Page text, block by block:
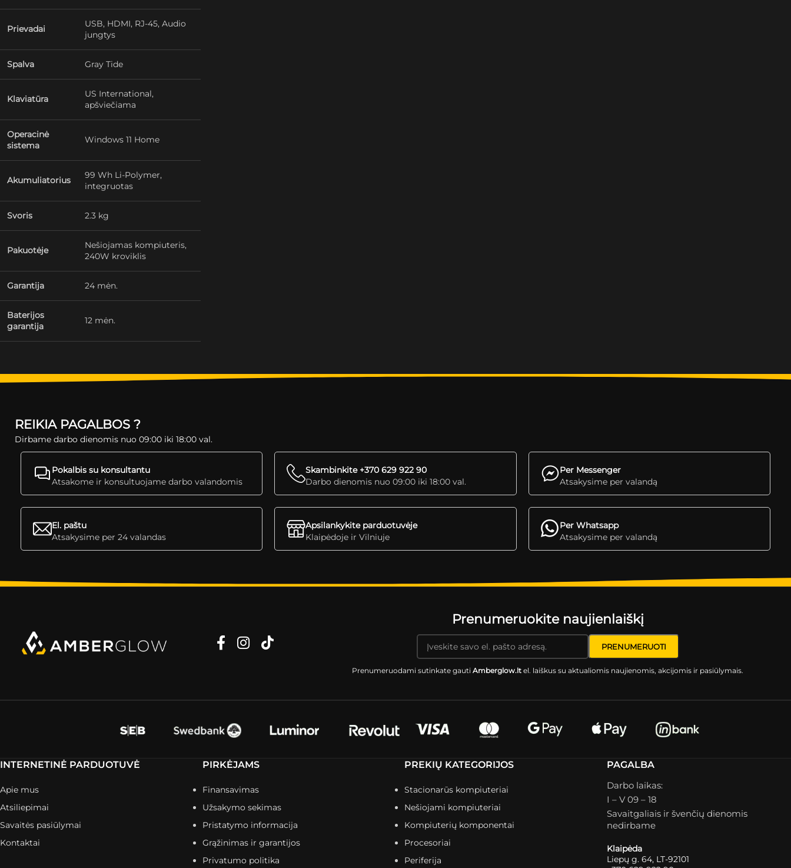
Prievadai
USB, HDMI, RJ-45, Audio
jungtys
Spalva Gray Tide
Klaviatūra
US International,
apšviečiama
Operacinė
sistema
Windows 11 Home
Akumuliatorius
99 Wh Li-Polymer,
integruotas
Svoris 2.3 kg
Pakuotėje
Nešiojamas kompiuteris,
240W kroviklis
Garantija 24 mėn.
Baterijos
garantija
12 mėn.
REIKIA PAGALBOS ?
Dirbame darbo dienomis nuo 09:00 iki 18:00 val.
Pokalbis su konsultantu
Atsakome ir konsultuojame darbo valandomis
Skambinkite +370 629 922 90
Darbo dienomis nuo 09:00 iki 18:00 val.
Per Messenger
Atsakysime per valandą
El. paštu
Atsakysime per 24 valandas
Apsilankykite parduotuvėje
Klaipėdoje ir Vilniuje
Per Whatsapp
Atsakysime per valandą
Prenumeruokite naujienlaiškį
Prenumeruodami sutinkate gautiAmberglow.lt el. laiškus su aktualiomis naujienomis, akcijomis ir pasiūlymais.
INTERNETINĖ PARDUOTUVĖ
Apie mus
Atsiliepimai
Savaitės pasiūlymai
Kontaktai
PIRKĖJAMS
Finansavimas
Užsakymo sekimas
Pristatymo informacija
Grąžinimas ir garantijos
Privatumo politika
PREKIŲ KATEGORIJOS
Stacionarūs kompiuteriai
Nešiojami kompiuteriai
Kompiuterių komponentai
Procesoriai
Periferija
PAGALBA
Darbo laikas:
I – V 09 – 18
Savaitgaliais ir švenčių dienomis
nedirbame
Klaipėda
Liepų g. 64, LT-92101